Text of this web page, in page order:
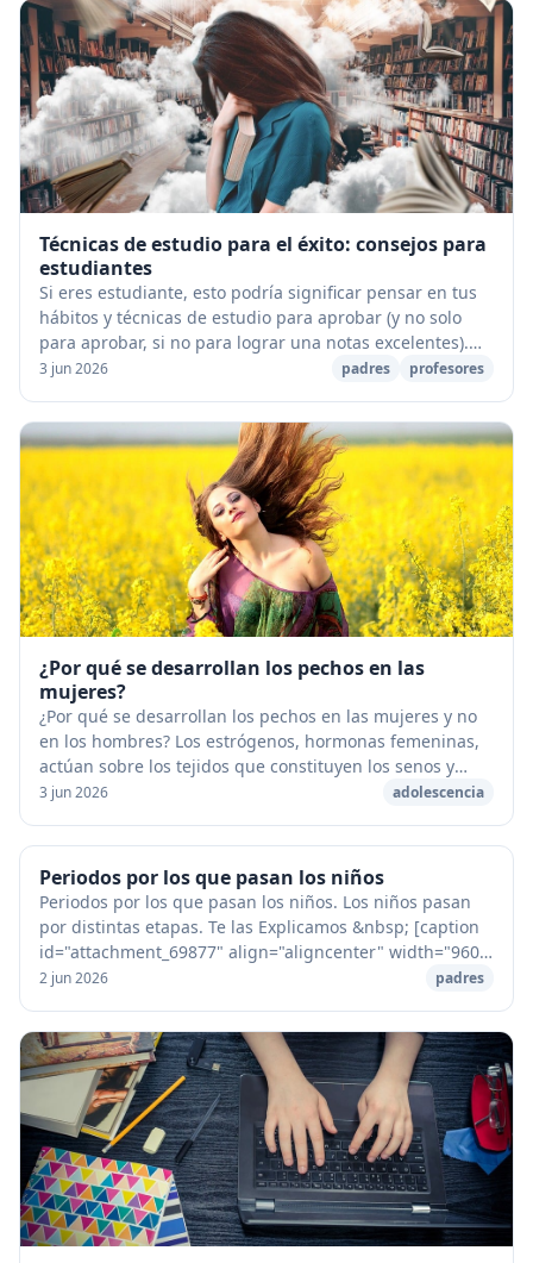
Técnicas de estudio para el éxito: consejos para
estudiantes
Si eres estudiante, esto podría significar pensar en tus
hábitos y técnicas de estudio para aprobar (y no solo
para aprobar, si no para lograr una notas excelentes).
&nbsp; En este momento, miles de e...
3 jun 2026 padres profesores
¿Por qué se desarrollan los pechos en las
mujeres?
¿Por qué se desarrollan los pechos en las mujeres y no
en los hombres? Los estrógenos, hormonas femeninas,
actúan sobre los tejidos que constituyen los senos y
provocan su desarrollo. [caption id="att...
3 jun 2026 adolescencia
Periodos por los que pasan los niños
Periodos por los que pasan los niños. Los niños pasan
por distintas etapas. Te las Explicamos &nbsp; [caption
id="attachment_69877" align="aligncenter" width="960"]
Periodos por los que pasan los nino...
2 jun 2026 padres